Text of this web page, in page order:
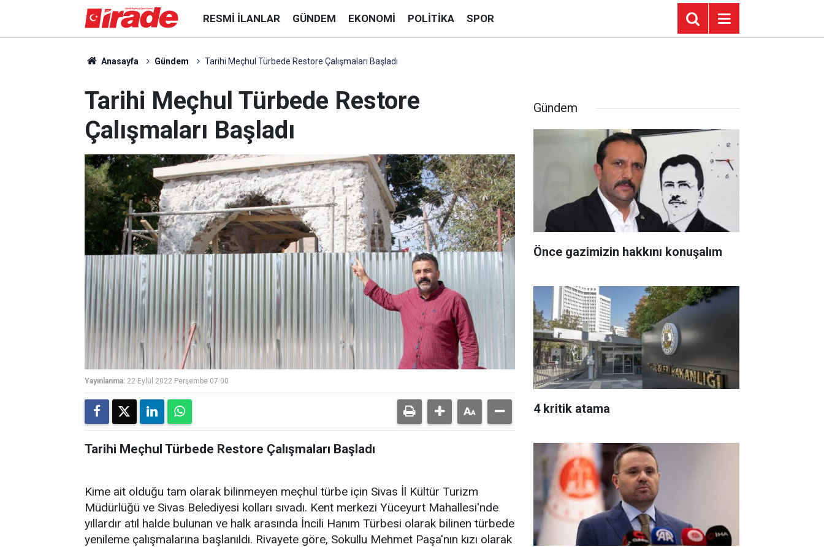
RESMI İLANLAR GÜNDEM EKONOMI POLITIKA SPOR
Anasayfa Gündem Tarihi Meçhul Türbede Restore Çalışmaları Başladı
Tarihi Meçhul Türbede Restore
Çalışmaları Başladı
Yayınlanma: 22 Eylül 2022 Perşembe 07:00
Tarihi Meçhul Türbede Restore Çalışmaları Başladı
Kime ait olduğu tam olarak bilinmeyen meçhul türbe için Sivas İl Kültür Turizm
Müdürlüğü ve Sivas Belediyesi kolları sıvadı. Kent merkezi Yüceyurt Mahallesi'nde
yıllardır atıl halde bulunan ve halk arasında İncili Hanım Türbesi olarak bilinen türbede
yenileme çalışmalarına başlanıldı. Rivayete göre, Sokullu Mehmet Paşa'nın kızı olarak
Gündem
Önce gazimizin hakkını konuşalım
4 kritik atama